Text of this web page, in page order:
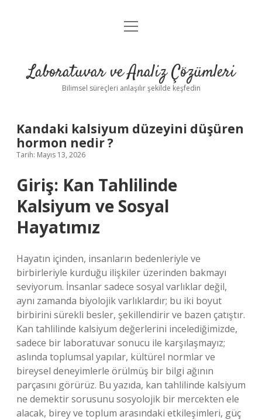
Anasayfa
Yasal Uyarı
menüyü
Laboratuvar ve Analiz Çözümleri
Bilimsel süreçleri anlaşılır şekilde keşfedin
Kandaki kalsiyum düzeyini düşüren
hormon nedir ?
Tarih: Mayıs 13, 2026
Giriş: Kan Tahlilinde
Kalsiyum ve Sosyal
Hayatımız
Hayatın içinden, insanların bedenleriyle ve
birbirleriyle kurduğu ilişkiler üzerinden bakmayı
seviyorum. İnsanlar sadece sosyal varlıklar değil,
aynı zamanda biyolojik varlıklardır; bu iki boyut
birbirini sürekli besler, şekillendirir ve bazen çatıştır.
Kan tahlilinde kalsiyum değerlerini incelediğimizde,
sadece bir laboratuvar sonucu ile karşılaşmayız;
aslında toplumsal yapılar, kültürel normlar ve
bireysel deneyimlerle örülmüş bir bilgi ağının
parçasını görürüz. Bu yazıda, kan tahlilinde kalsiyum
ne demektir sorusunu sosyolojik bir mercekten ele
alacak, birey ve toplum arasındaki etkileşimleri, güç